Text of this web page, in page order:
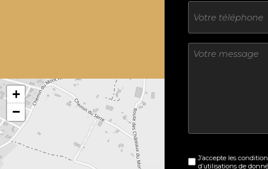
Téléphone
Sans
titre
titreJ’accepte les
d’utilisations de
+
−